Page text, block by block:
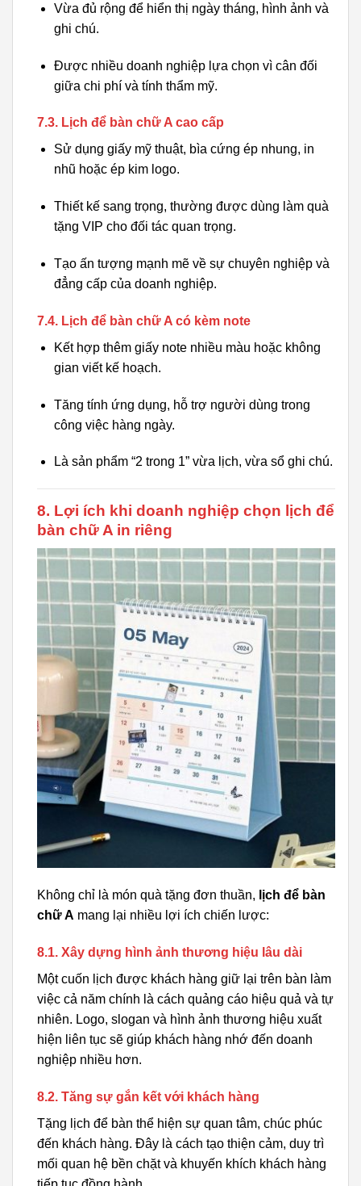
Vừa đủ rộng để hiển thị ngày tháng, hình ảnh và
ghi chú.
Được nhiều doanh nghiệp lựa chọn vì cân đối
giữa chi phí và tính thẩm mỹ.
7.3. Lịch để bàn chữ A cao cấp
Sử dụng giấy mỹ thuật, bìa cứng ép nhung, in
nhũ hoặc ép kim logo.
Thiết kế sang trọng, thường được dùng làm quà
tặng VIP cho đối tác quan trọng.
Tạo ấn tượng mạnh mẽ về sự chuyên nghiệp và
đẳng cấp của doanh nghiệp.
7.4. Lịch để bàn chữ A có kèm note
Kết hợp thêm giấy note nhiều màu hoặc không
gian viết kế hoạch.
Tăng tính ứng dụng, hỗ trợ người dùng trong
công việc hàng ngày.
Là sản phẩm “2 trong 1” vừa lịch, vừa sổ ghi chú.
8. Lợi ích khi doanh nghiệp chọn lịch để
bàn chữ A in riêng
Không chỉ là món quà tặng đơn thuần, lịch để bàn
chữ A mang lại nhiều lợi ích chiến lược:
8.1. Xây dựng hình ảnh thương hiệu lâu dài
Một cuốn lịch được khách hàng giữ lại trên bàn làm
việc cả năm chính là cách quảng cáo hiệu quả và tự
nhiên. Logo, slogan và hình ảnh thương hiệu xuất
hiện liên tục sẽ giúp khách hàng nhớ đến doanh
nghiệp nhiều hơn.
8.2. Tăng sự gắn kết với khách hàng
Tặng lịch để bàn thể hiện sự quan tâm, chúc phúc
đến khách hàng. Đây là cách tạo thiện cảm, duy trì
mối quan hệ bền chặt và khuyến khích khách hàng